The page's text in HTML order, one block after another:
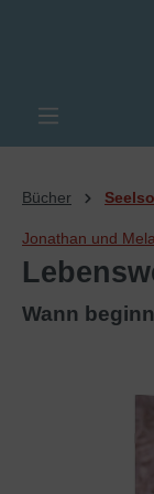
Bücher
Jonathan und
Wann